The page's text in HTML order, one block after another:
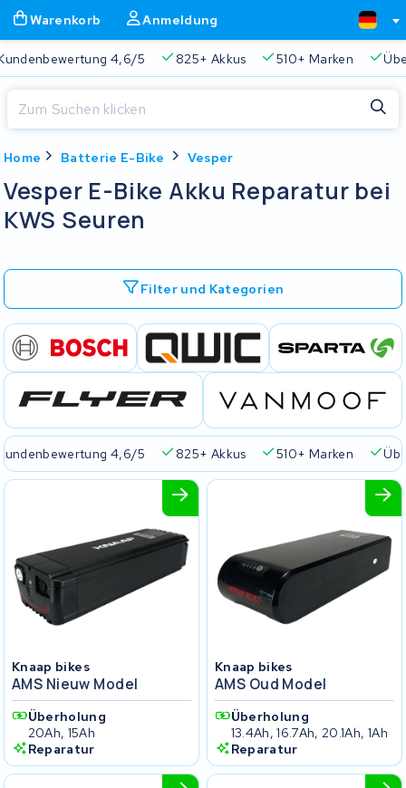
Warenkorb Anmeldung
4,6/5 825+ Akkus 510+ Marken
Home Batterie E-Bike Vesper
Vesper E-Bike Akku Reparatur bei
KWS Seuren
Filter und Kategorien
4,6/5 825+ Akkus 510+ Marken
Knaap bikes
AMS Nieuw Model
Überholung
20Ah, 15Ah
Reparatur
Knaap bikes
AMS Oud Model
Überholung
13.4Ah, 16.7Ah, 20.1Ah, 1Ah
Reparatur
Ihr Warenkorb ist leer.
Immer eine passende Lösung 2 Jahre Garantie
Schließen
Beginnen Sie mit der Eingabe in der Suchleiste, um zu suchen